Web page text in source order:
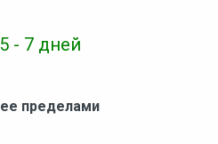
- 7 дней
пределами